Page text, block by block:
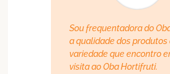
Sou frequentadora do
a qualidade dos produtos
variedade que encontro
visita ao Oba Hortifruti.